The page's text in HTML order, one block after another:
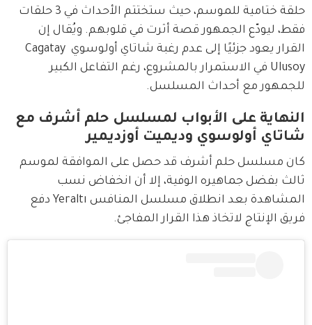
حلقة ختامية للموسم، حيث ستختتم الأحداث في 3 حلقات
فقط، ليودّع الجمهور قصة أثرت في قلوبهم. ويُقال إن
القرار يعود جزئيًا إلى عدم رغبة شاتاي أولوسوي Cagatay
Ulusoy في الاستمرار بالمشروع، رغم التفاعل الكبير
للجمهور مع أحداث المسلسل.
النهاية على الأبواب لمسلسل حلم أشرف مع
شاتاي أولوسوي وديميت أوزديمير
كان مسلسل حلم أشرف قد حصل على الموافقة لموسم
ثالث بفضل جماهيره الوفية، إلا أن انخفاض نسب
المشاهدة بعد انطلاق مسلسل المنافس Yeraltı دفع
فريق الإنتاج لاتخاذ هذا القرار المفاجئ.